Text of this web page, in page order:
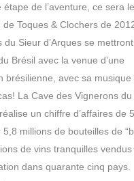
étape de l’aventure, ce sera le
de Toques & Clochers de
du Sieur d’Arques se
Brésil avec la venue d’une
brésilienne, avec sa musique
La Cave des Vignerons du
un chiffre d’affaires de
5,8 millions de bouteilles de
de vins tranquilles
dans quarante cinq pays.